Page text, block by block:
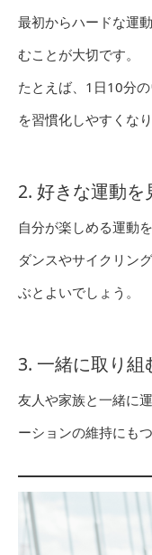
最初からハードな運
むことが大切です。
たとえば、1日10分
を習慣化しやすくなり
2. 好きな運動を
自分が楽しめる運動
ダンスやサイクリン
ぶとよいでしょう。
3. 一緒に取り組
友人や家族と一緒に
ーションの維持にも